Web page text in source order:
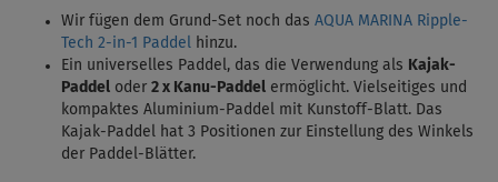
Wir fügen dem Grund-Set noch das AQUA MARINA Ripple-
Tech 2-in-1 Paddel hinzu.
Ein universelles Paddel, das die Verwendung als Kajak-
Paddel oder 2 x Kanu-Paddel ermöglicht. Vielseitiges und
kompaktes Aluminium-Paddel mit Kunstoff-Blatt. Das
Kajak-Paddel hat 3 Positionen zur Einstellung des Winkels
der Paddel-Blätter.